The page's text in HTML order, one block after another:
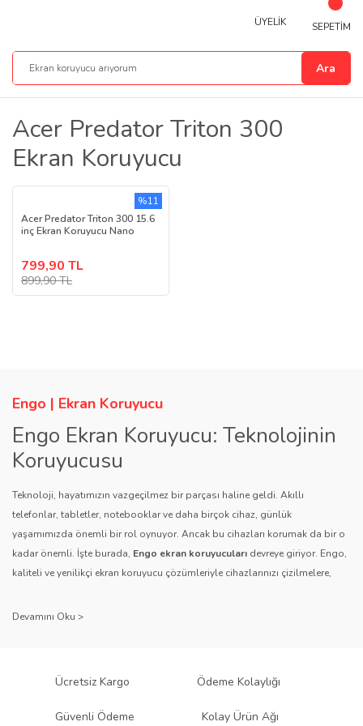
Ara
ÜYELİK SEPETİM
Acer Predator Triton 300
Ekran Koruyucu
Acer Predator Triton 300 15.6
inç Ekran Koruyucu Nano
799,90 TL
899,90 TL
%11
Engo | Ekran Koruyucu
Engo Ekran Koruyucu: Teknolojinin
Koruyucusu
Teknoloji, hayatımızın vazgeçilmez bir parçası haline geldi. Akıllı
telefonlar, tabletler, notebooklar ve daha birçok cihaz, günlük
yaşamımızda önemli bir rol oynuyor. Ancak bu cihazları korumak da bir o
kadar önemli. İşte burada, Engo ekran koruyucuları devreye giriyor. Engo,
kaliteli ve yenilikçi ekran koruyucu çözümleriyle cihazlarınızı çizilmelere,
sağlıyor.
Engo ekran koruyucuları
, uzun yıllara dayanan tecrübesi ve teknolojiye
ürününü titiz bir kalite kontrol sürecinden geçirir. Kullanıcı dostu tasarımı
Ücretsiz Kargo Ödeme Kolaylığı
Güvenli Ödeme Kolay Ürün Ağı